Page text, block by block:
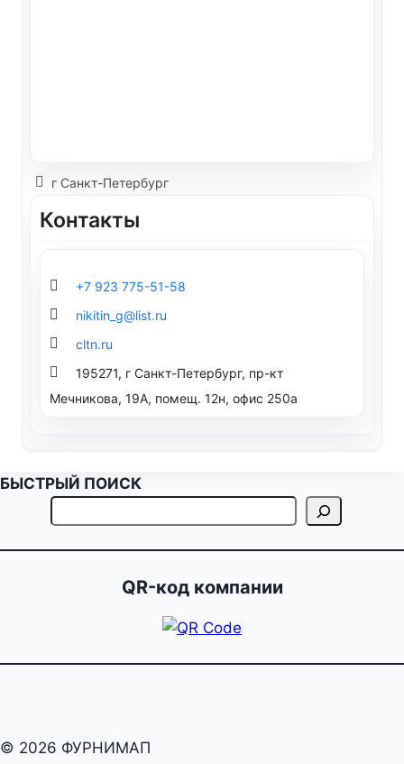
г Санкт-Петербург
Контакты
+7 923 775-51-58
nikitin_g@list.ru
cltn.ru
195271, г Санкт-Петербург, пр-кт
Мечникова, 19А, помещ. 12н, офис 250а
БЫСТРЫЙ ПОИСК
QR-код компании
© 2026 ФУРНИМАП